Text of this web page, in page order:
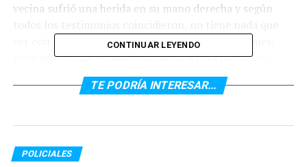
vecina sufrió una herida en su mano derecha y según
ver con los agresores. «Ella pensó que eran ladrones,
pero parece que estaban buscando a otra persona»,
dijeron vecinos que hablaron con la televisión,
preservando su identidad por temor a alguna represalia.
ninguna pertenencia de la víctima y tampoco quisieron
CONTINUAR LEYENDO
TE PODRÍA INTERESAR...
POLICIALES